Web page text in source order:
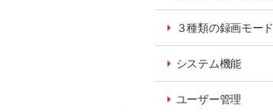
３種類の録画モード
システム機能
ユーザー管理